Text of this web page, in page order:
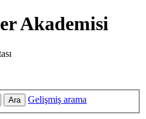
Akademisi
Ara Gelişmiş arama